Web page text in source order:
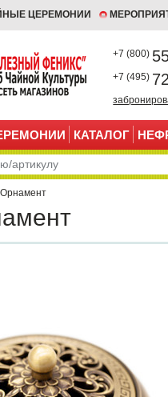
ЦЕРЕМОНИИ
+7 (800)
+7 (495)
КАТАЛОГ